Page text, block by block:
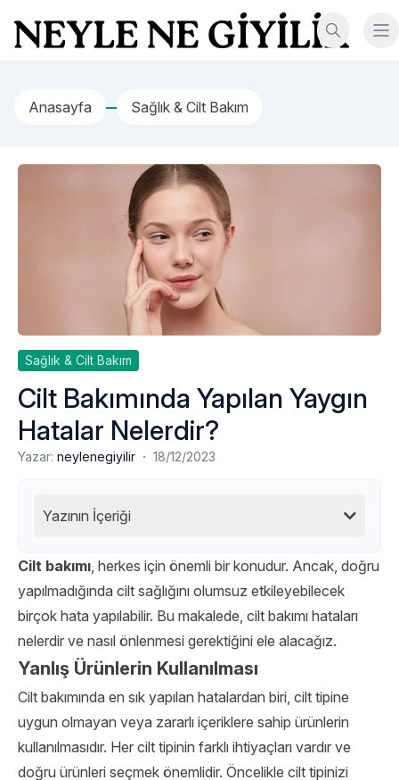
Neyle Ne Giyilir
Anasayfa Sağlık & Cilt Bakım
Sağlık & Cilt Bakım
Cilt Bakımında Yapılan Yaygın
Hatalar Nelerdir?
Yazar: neylenegiyilir · 18/12/2023
Yazının İçeriği
Cilt bakımı, herkes için önemli bir konudur. Ancak, doğru
yapılmadığında cilt sağlığını olumsuz etkileyebilecek
birçok hata yapılabilir. Bu makalede, cilt bakımı hataları
nelerdir ve nasıl önlenmesi gerektiğini ele alacağız.
Yanlış Ürünlerin Kullanılması
Cilt bakımında en sık yapılan hatalardan biri, cilt tipine
uygun olmayan veya zararlı içeriklere sahip ürünlerin
kullanılmasıdır. Her cilt tipinin farklı ihtiyaçları vardır ve
doğru ürünleri seçmek önemlidir. Öncelikle cilt tipinizi